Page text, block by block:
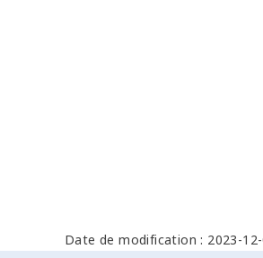
Date de modification : 2023-